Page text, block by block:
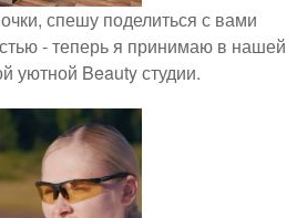
спешу поделиться с вами
- теперь я принимаю в нашей
уютной Beauty студии.